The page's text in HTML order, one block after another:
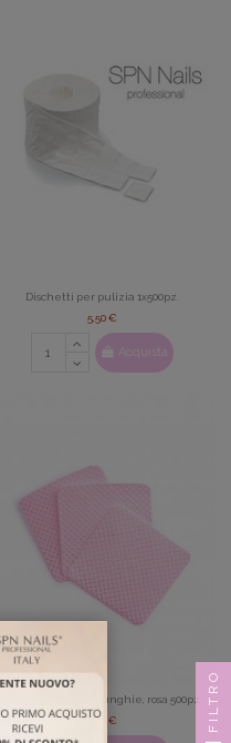
Dischetti per pulizia 1x500pz.
5,50 €
Acquista
Salviette Pads per unghie, rosa 500pz.
8,90 €
FILTRO